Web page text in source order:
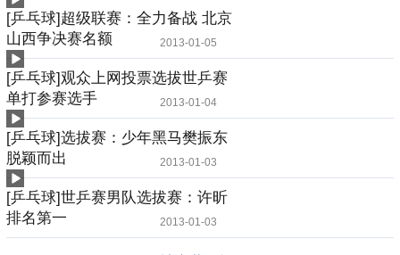
[乒乓球]超级联赛：全力备战 北京
山西争决赛名额
2013-01-05
[乒乓球]观众上网投票选拔世乒赛
单打参赛选手
2013-01-04
[乒乓球]选拔赛：少年黑马樊振东
脱颖而出
2013-01-03
[乒乓球]世乒赛男队选拔赛：许昕
排名第一
2013-01-03